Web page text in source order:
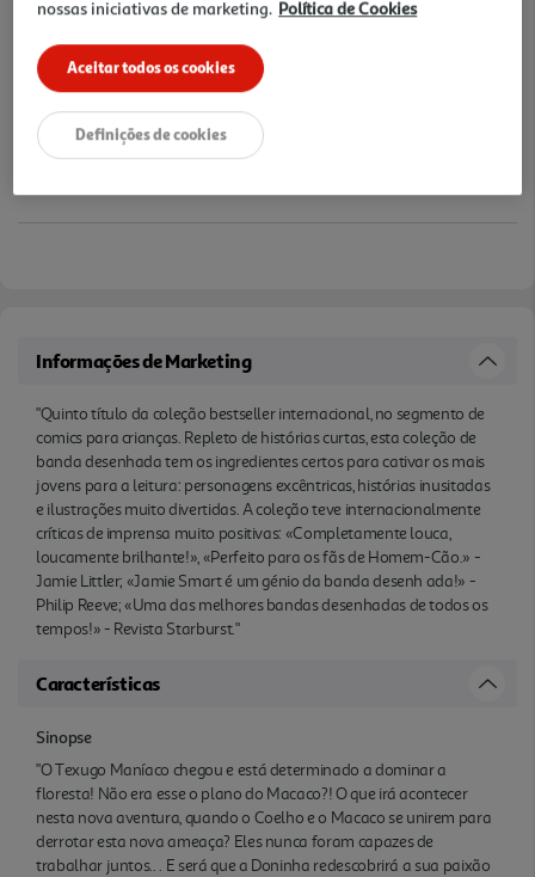
das melhores bandas desenhadas de todos os
tempos!» - Revista Starburst."
Informações de Marketing
"Quinto título da coleção bestseller internacional, no segmento de
comics para crianças. Repleto de histórias curtas, esta coleção de
banda desenhada tem os ingredientes certos para cativar os mais
jovens para a leitura: personagens excêntricas, histórias inusitadas
e ilustrações muito divertidas. A coleção teve internacionalmente
críticas de imprensa muito positivas: «Completamente louca,
loucamente brilhante!», «Perfeito para os fãs de Homem-Cão.» -
Jamie Littler; «Jamie Smart é um génio da banda desenh ada!» -
Philip Reeve; «Uma das melhores bandas desenhadas de todos os
tempos!» - Revista Starburst."
Características
Sinopse
"O Texugo Maníaco chegou e está determinado a dominar a
floresta! Não era esse o plano do Macaco?! O que irá acontecer
nesta nova aventura, quando o Coelho e o Macaco se unirem para
derrotar esta nova ameaça? Eles nunca foram capazes de
trabalhar juntos.. . E será que a Doninha redescobrirá a sua paixão
nossas iniciativas de marketing. Política de Cookies
Aceitar todos os cookies
Definições de cookies